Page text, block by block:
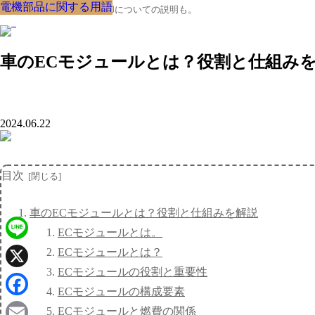
クルマの大辞典、購入･売却についての説明も。
車のECモジュールとは？役割と仕組み
電機部品に関する用語
2024.06.22
目次
車のECモジュールとは？役割と仕組みを解説
ECモジュールとは。
ECモジュールとは？
ECモジュールの役割と重要性
ECモジュールの構成要素
ECモジュールと燃費の関係
電機部品に関する用語
電機部品に関する用語
電機部品に関する用語
電機部品に関する用語
電機部品に関する用語
電機部品に関する用語
電機部品に関する用語
電機部品に関する用語
Line
X
Facebook